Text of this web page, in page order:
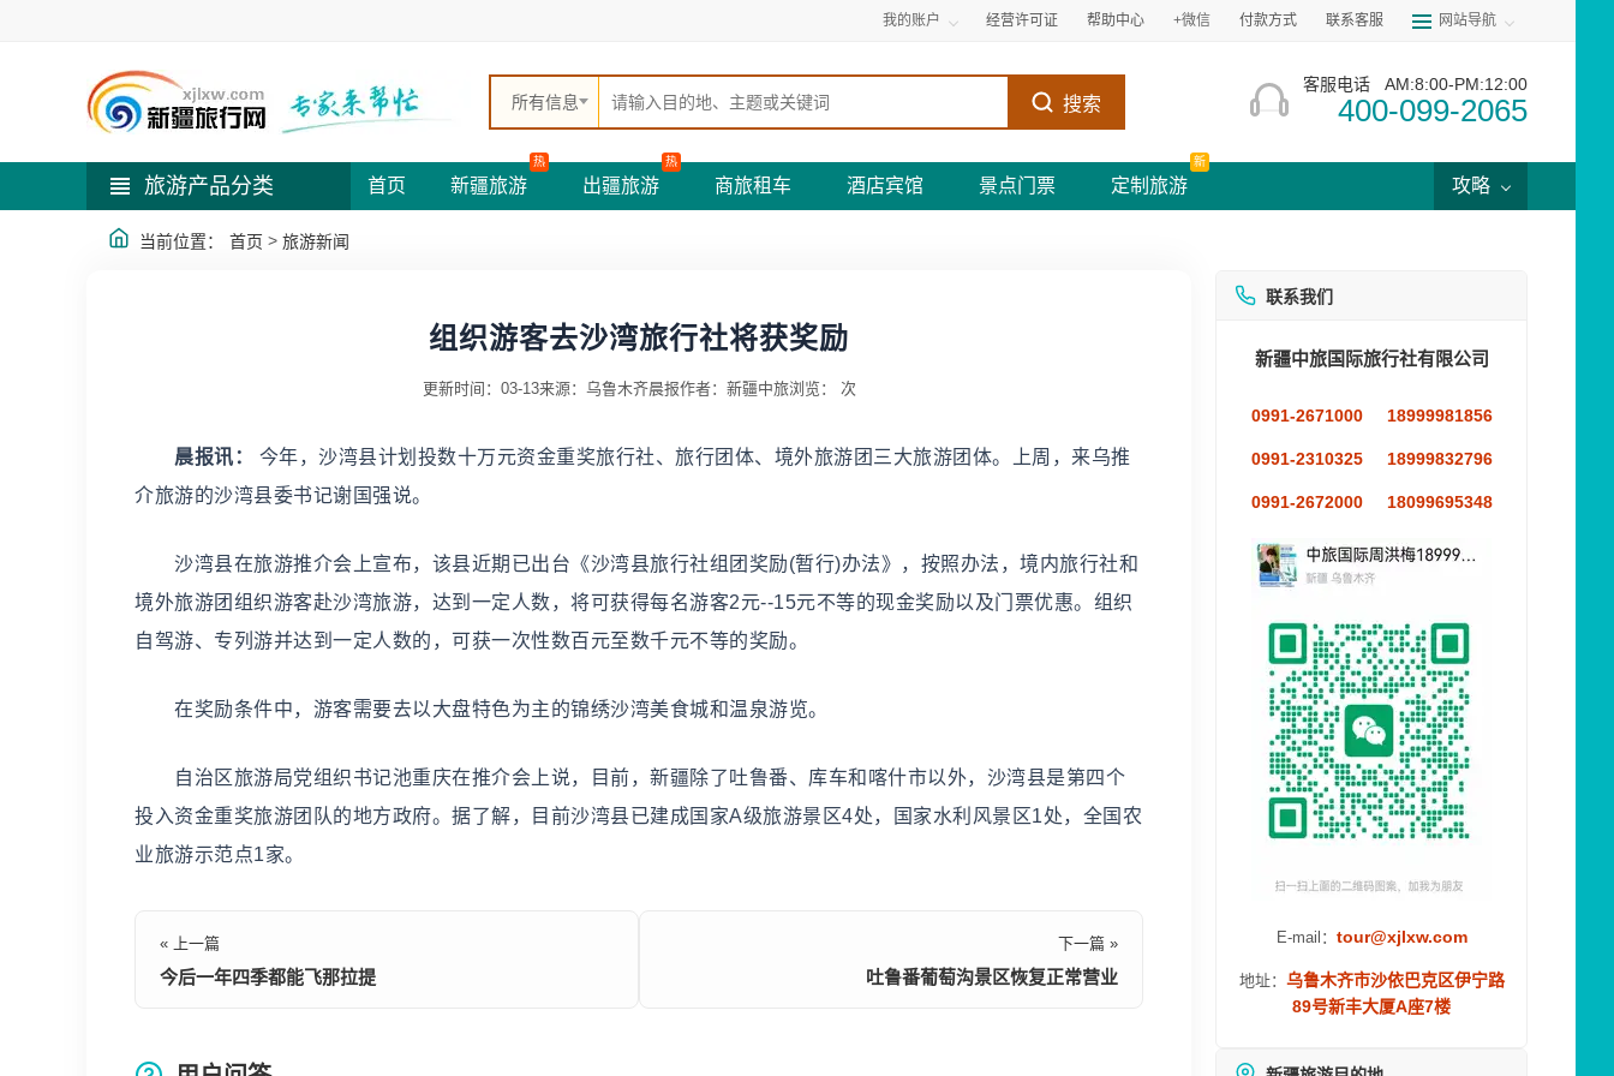
我的账户 经营许可证 帮助中心 +微信 付款方式 联系客服 网站导航
所有信息 搜索
客服电话 AM:8:00-PM:12:00
400-099-2065
旅游产品分类 首页 新疆旅游
热
出疆旅游
热
商旅租车 酒店宾馆 景点门票 定制旅游
新
攻略
当前位置： 首页 > 旅游新闻
组织游客去沙湾旅行社将获奖励
更新时间：03-13来源：乌鲁木齐晨报作者：新疆中旅浏览： 次
晨报讯：
今年，沙湾县计划投数十万元资金重奖旅行社、旅行团体、境外旅游团三大旅游团体。上周，来乌推
介旅游的沙湾县委书记谢国强说。
沙湾县在旅游推介会上宣布，该县近期已出台《沙湾县旅行社组团奖励(暂行)办法》，按照办法，境内旅行社和
境外旅游团组织游客赴沙湾旅游，达到一定人数，将可获得每名游客2元--15元不等的现金奖励以及门票优惠。组织
自驾游、专列游并达到一定人数的，可获一次性数百元至数千元不等的奖励。
在奖励条件中，游客需要去以大盘特色为主的锦绣沙湾美食城和温泉游览。
自治区旅游局党组织书记池重庆在推介会上说，目前，新疆除了吐鲁番、库车和喀什市以外，沙湾县是第四个
投入资金重奖旅游团队的地方政府。据了解，目前沙湾县已建成国家A级旅游景区4处，国家水利风景区1处，全国农
业旅游示范点1家。
« 上一篇
今后一年四季都能飞那拉提
下一篇 »
吐鲁番葡萄沟景区恢复正常营业
联系我们
新疆中旅国际旅行社有限公司
0991-2671000 18999981856
0991-2310325 18999832796
0991-2672000 18099695348
E-mail： tour@xjlxw.com
地址： 乌鲁木齐市沙依巴克区伊宁路
89号新丰大厦A座7楼